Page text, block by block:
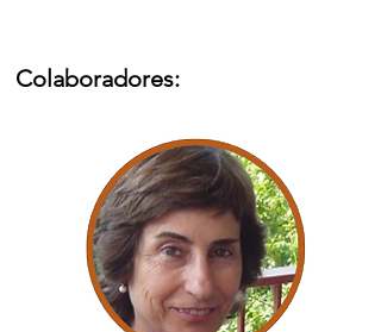
Colaboradores: